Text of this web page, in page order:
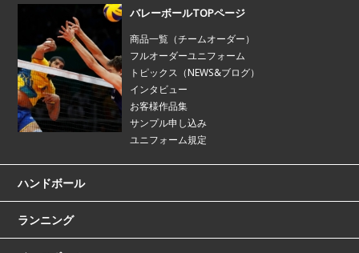
バレーボールTOPページ
商品一覧（チームオーダー）
フルオーダーユニフォーム
トピックス（NEWS&ブログ）
インタビュー
お客様作品集
サンプル申し込み
ユニフォーム規定
ハンドボール
ランニング